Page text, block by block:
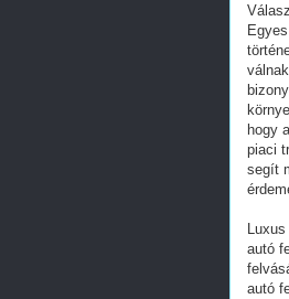
hogy
piaci
segít
autó
autó